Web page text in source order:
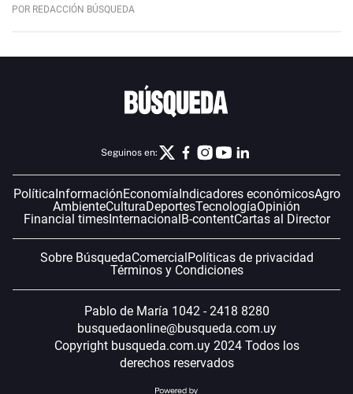
POR REDACCIÓN BÚSQUEDA
Seguinos en:
Política InformaciónEconomía Indicadores económicosAgro
AmbienteCulturaDeportesTecnologíaOpinión
Financial timesInternacional B-contentCartas al Director
Sobre BúsquedaComercial Políticas de privacidad
Términos y Condiciones
Pablo de María 1042 - 2418 8280
busquedaonline@busqueda.com.uy
Copyright busqueda.com.uy 2024 Todos los
derechos reservados